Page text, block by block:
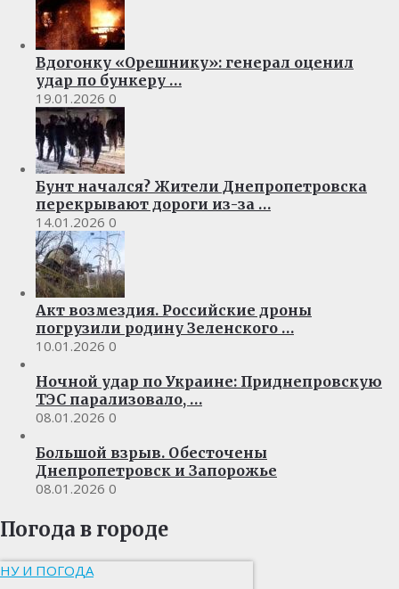
Вдогонку «Орешнику»: генерал оценил
удар по бункеру …
19.01.2026 0
Бунт начался? Жители Днепропетровска
перекрывают дороги из-за …
14.01.2026 0
Акт возмездия. Российские дроны
погрузили родину Зеленского …
10.01.2026 0
Ночной удар по Украине: Приднепровскую
ТЭС парализовало, …
08.01.2026 0
Большой взрыв. Обесточены
Днепропетровск и Запорожье
08.01.2026 0
Погода в городе
НУ И ПОГОДА